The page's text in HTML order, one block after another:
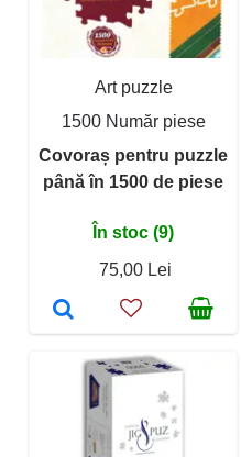
Art puzzle
1500 Număr piese
Covoraș pentru puzzle
până în 1500 de piese
În stoc (9)
75,00 Lei